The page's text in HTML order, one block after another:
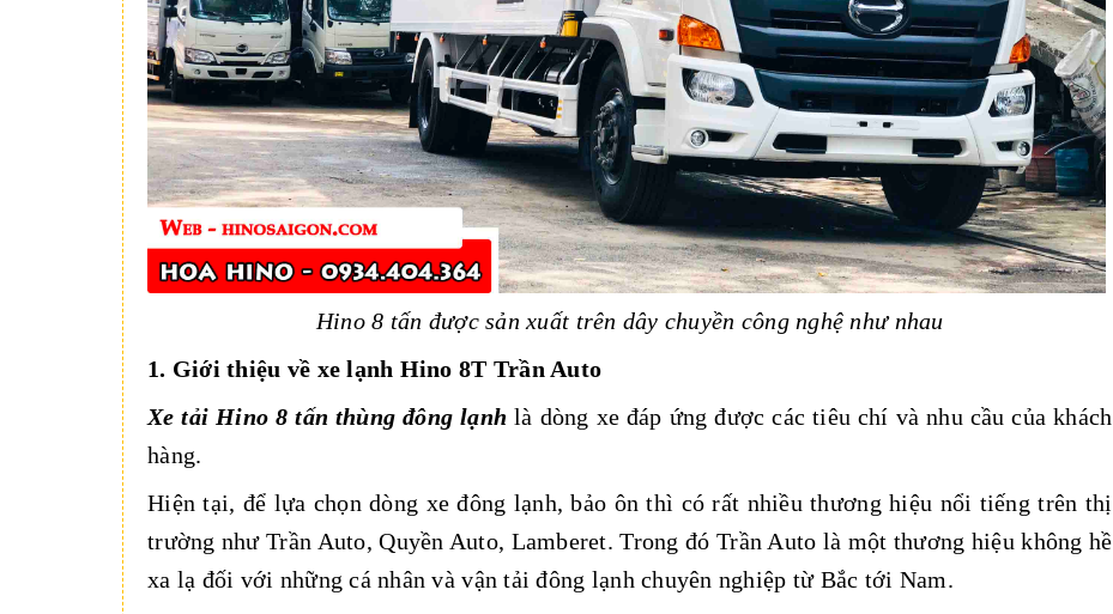
Hino 8 tấn được sản xuất trên dây chuyền công nghệ như nhau
1. Giới thiệu về xe lạnh Hino 8T Trần Auto
Xe tải Hino 8 tấn thùng đông lạnh là dòng xe đáp ứng được các tiêu chí và nhu cầu của khách
hàng.
Hiện tại, để lựa chọn dòng xe đông lạnh, bảo ôn thì có rất nhiều thương hiệu nổi tiếng trên thị
trường như Trần Auto, Quyền Auto, Lamberet. Trong đó Trần Auto là một thương hiệu không hề
xa lạ đối với những cá nhân và vận tải đông lạnh chuyên nghiệp từ Bắc tới Nam.